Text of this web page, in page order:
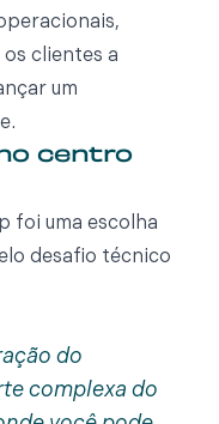
clientes a
um
centro
foi uma escolha
desafio técnico
do
complexa do